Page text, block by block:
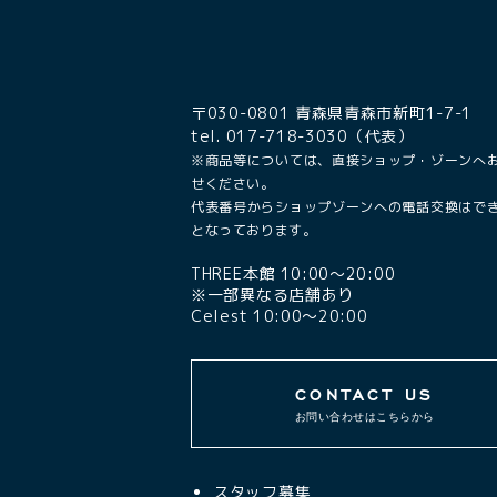
〒030-0801 青森県青森市新町1-7-1
tel. 017-718-3030（代表）
※商品等については、直接ショップ・ゾーンへ
せください。
代表番号からショップゾーンへの電話交換はで
となっております。
THREE本館 10:00〜20:00
※一部異なる店舗あり
Celest 10:00〜20:00
CONTACT US
お問い合わせはこちらから
スタッフ募集